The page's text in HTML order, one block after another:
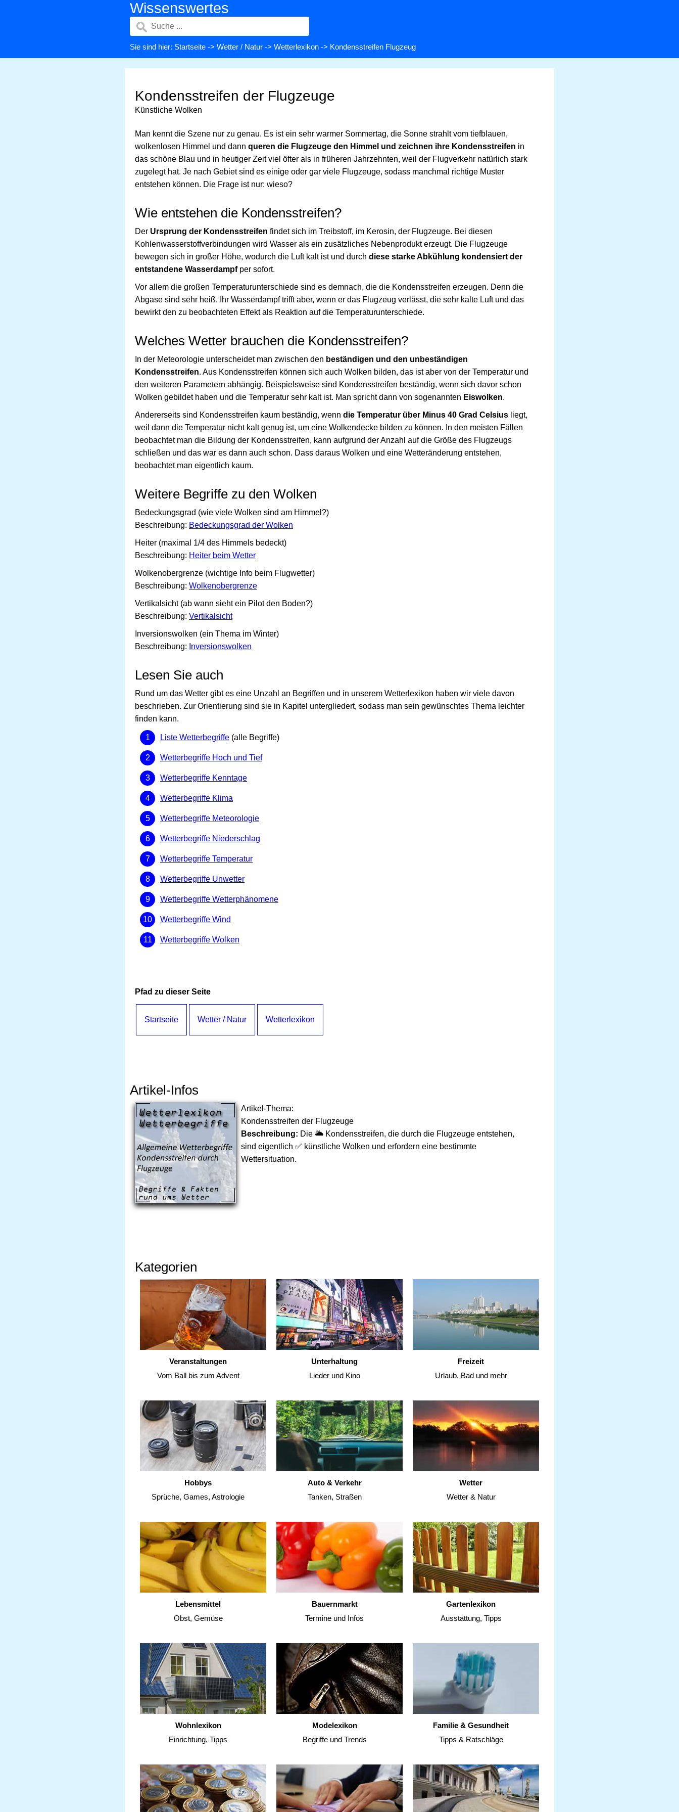
Wissenswertes
Sie sind hier: Startseite -> Wetter / Natur -> Wetterlexikon -> Kondensstreifen Flugzeug
Kondensstreifen der Flugzeuge
Künstliche Wolken
Man kennt die Szene nur zu genau. Es ist ein sehr warmer Sommertag, die Sonne strahlt vom tiefblauen,
wolkenlosen Himmel und dann queren die Flugzeuge den Himmel und zeichnen ihre Kondensstreifen in
das schöne Blau und in heutiger Zeit viel öfter als in früheren Jahrzehnten, weil der Flugverkehr natürlich stark
zugelegt hat. Je nach Gebiet sind es einige oder gar viele Flugzeuge, sodass manchmal richtige Muster
entstehen können. Die Frage ist nur: wieso?
Wie entstehen die Kondensstreifen?
Der Ursprung der Kondensstreifen findet sich im Treibstoff, im Kerosin, der Flugzeuge. Bei diesen
Kohlenwasserstoffverbindungen wird Wasser als ein zusätzliches Nebenprodukt erzeugt. Die Flugzeuge
bewegen sich in großer Höhe, wodurch die Luft kalt ist und durch diese starke Abkühlung kondensiert der
entstandene Wasserdampfper sofort.
Vor allem die großen Temperaturunterschiede sind es demnach, die die Kondensstreifen erzeugen. Denn die
Abgase sind sehr heiß. Ihr Wasserdampf trifft aber, wenn er das Flugzeug verlässt, die sehr kalte Luft und das
bewirkt den zu beobachteten Effekt als Reaktion auf die Temperaturunterschiede.
Welches Wetter brauchen die Kondensstreifen?
In der Meteorologie unterscheidet man zwischen den beständigen und den unbeständigen
Kondensstreifen. Aus Kondensstreifen können sich auch Wolken bilden, das ist aber von der Temperatur und
den weiteren Parametern abhängig. Beispielsweise sind Kondensstreifen beständig, wenn sich davor schon
Wolken gebildet haben und die Temperatur sehr kalt ist. Man spricht dann von sogenannten Eiswolken.
Andererseits sind Kondensstreifen kaum beständig, wenn die Temperatur über Minus 40 Grad Celsius liegt,
weil dann die Temperatur nicht kalt genug ist, um eine Wolkendecke bilden zu können. In den meisten Fällen
beobachtet man die Bildung der Kondensstreifen, kann aufgrund der Anzahl auf die Größe des Flugzeugs
schließen und das war es dann auch schon. Dass daraus Wolken und eine Wetteränderung entstehen,
beobachtet man eigentlich kaum.
Weitere Begriffe zu den Wolken
Bedeckungsgrad (wie viele Wolken sind am Himmel?)
Beschreibung: Bedeckungsgrad der Wolken
Heiter (maximal 1/4 des Himmels bedeckt)
Beschreibung: Heiter beim Wetter
Wolkenobergrenze (wichtige Info beim Flugwetter)
Beschreibung: Wolkenobergrenze
Vertikalsicht (ab wann sieht ein Pilot den Boden?)
Beschreibung: Vertikalsicht
Inversionswolken (ein Thema im Winter)
Beschreibung: Inversionswolken
Lesen Sie auch
Rund um das Wetter gibt es eine Unzahl an Begriffen und in unserem Wetterlexikon haben wir viele davon
beschrieben. Zur Orientierung sind sie in Kapitel untergliedert, sodass man sein gewünschtes Thema leichter
finden kann.
Liste Wetterbegriffe (alle Begriffe)
Wetterbegriffe Hoch und Tief
Wetterbegriffe Kenntage
Wetterbegriffe Klima
Wetterbegriffe Meteorologie
Wetterbegriffe Niederschlag
Wetterbegriffe Temperatur
Wetterbegriffe Unwetter
Wetterbegriffe Wetterphänomene
Wetterbegriffe Wind
Wetterbegriffe Wolken
Pfad zu dieser Seite
Startseite Wetter / Natur Wetterlexikon
Artikel-Infos
Artikel-Thema:
Kondensstreifen der Flugzeuge
Beschreibung: Die 🌥 Kondensstreifen, die durch die Flugzeuge entstehen,
sind eigentlich ✅ künstliche Wolken und erfordern eine bestimmte
Wettersituation.
Kategorien
Veranstaltungen
Vom Ball bis zum Advent
Unterhaltung
Lieder und Kino
Freizeit
Urlaub, Bad und mehr
Hobbys
Sprüche, Games, Astrologie
Auto & Verkehr
Tanken, Straßen
Wetter
Wetter & Natur
Lebensmittel
Obst, Gemüse
Bauernmarkt
Termine und Infos
Gartenlexikon
Ausstattung, Tipps
Wohnlexikon
Einrichtung, Tipps
Modelexikon
Begriffe und Trends
Familie & Gesundheit
Tipps & Ratschläge